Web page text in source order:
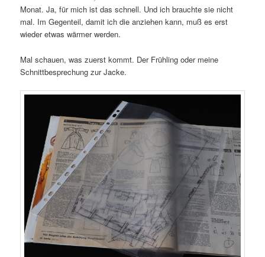
Monat. Ja, für mich ist das schnell. Und ich brauchte sie nicht
mal. Im Gegenteil, damit ich die anziehen kann, muß es erst
wieder etwas wärmer werden.
Mal schauen, was zuerst kommt. Der Frühling oder meine
Schnittbesprechung zur Jacke.